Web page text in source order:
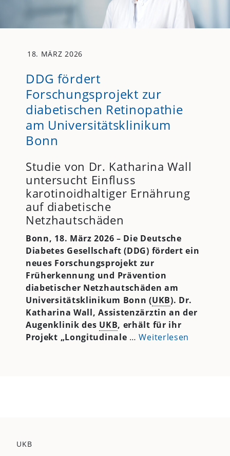
18. MÄRZ 2026
DDG fördert
Forschungsprojekt zur
diabetischen Retinopathie
am Universitätsklinikum
Bonn
Studie von Dr. Katharina Wall
untersucht Einfluss
karotinoidhaltiger Ernährung
auf diabetische
Netzhautschäden
Bonn, 18. März 2026 – Die Deutsche
Diabetes Gesellschaft (DDG) fördert ein
neues Forschungsprojekt zur
Früherkennung und Prävention
diabetischer Netzhautschäden am
Universitätsklinikum Bonn (UKB). Dr.
Katharina Wall, Assistenzärztin an der
Augenklinik des UKB, erhält für ihr
Projekt „Longitudinale …Weiterlesen
UKB